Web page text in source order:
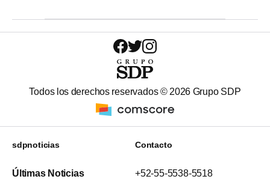
Todos los derechos reservados © 2026 Grupo SDP
sdpnoticias
Últimas Noticias
Contacto
+52-55-5538-5518